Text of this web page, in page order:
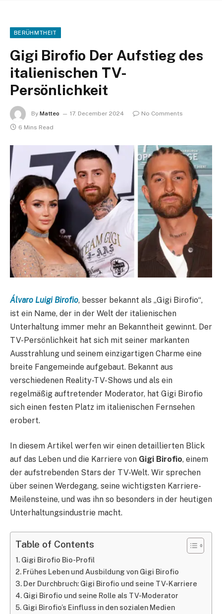
BERÜHMTHEIT
Gigi Birofio Der Aufstieg des
italienischen TV-
Persönlichkeit
By Matteo 17. December 2024
No Comments
6 Mins Read
Álvaro Luigi Birofio, besser bekannt als „Gigi Birofio“,
ist ein Name, der in der Welt der italienischen
Unterhaltung immer mehr an Bekanntheit gewinnt. Der
TV-Persönlichkeit hat sich mit seiner markanten
Ausstrahlung und seinem einzigartigen Charme eine
breite Fangemeinde aufgebaut. Bekannt aus
verschiedenen Reality-TV-Shows und als ein
regelmäßig auftretender Moderator, hat Gigi Birofio
sich einen festen Platz im italienischen Fernsehen
erobert.
In diesem Artikel werfen wir einen detaillierten Blick
auf das Leben und die Karriere von Gigi Birofio, einem
der aufstrebenden Stars der TV-Welt. Wir sprechen
über seinen Werdegang, seine wichtigsten Karriere-
Meilensteine, und was ihn so besonders in der heutigen
Unterhaltungsindustrie macht.
Table of Contents
Gigi Birofio Bio-Profil
Frühes Leben und Ausbildung von Gigi Birofio
Der Durchbruch: Gigi Birofio und seine TV-Karriere
Gigi Birofio und seine Rolle als TV-Moderator
Gigi Birofio’s Einfluss in den sozialen Medien